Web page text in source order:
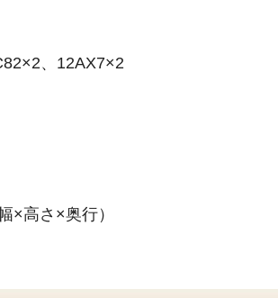
、12AX7×2
×高さ×奥行）